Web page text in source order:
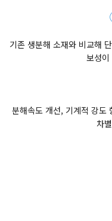
기존 생분해 소재와 비교해
보성
분해속도 개선, 기계적 강도
차